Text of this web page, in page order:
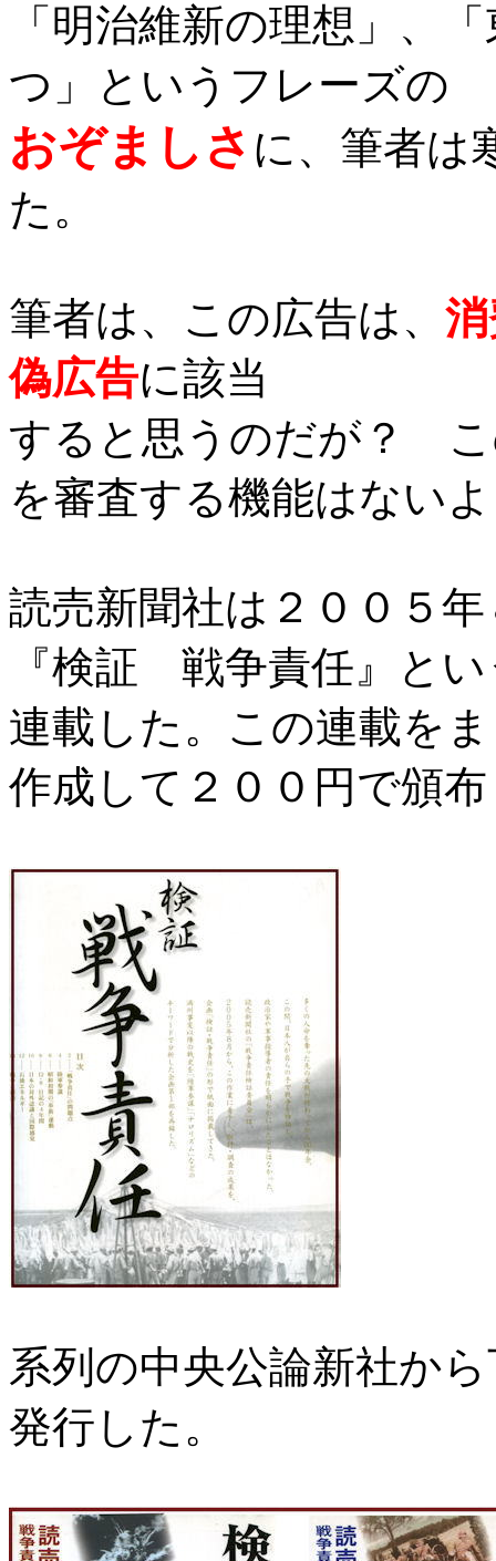
「明治維新の理想」、
つ」というフレーズの
おぞましさ に、筆者は
た。
筆者は、この広告は、
偽広告に該当
すると思うのだが？ こ
を審査する機能はない
読売新聞社は２００５
『検証 戦争責任』と
連載した。この連載を
作成して２００円で頒
系列の中央公論新社か
発行した。